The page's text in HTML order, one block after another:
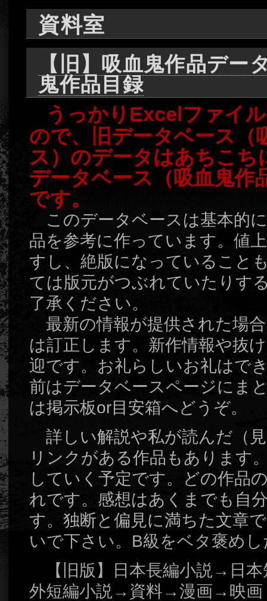
資料室
【旧】吸血鬼作品デー
鬼作品目録
うっかりExcelファイ
ので、旧データベース（
ス）のデータはあちこ
データベース（吸血鬼作
です。
このデータベースは基本的
品を参考に作っています。値
すし、絶版になっていること
ては版元がつぶれていたりす
了承ください。
最新の情報が提供された場
は訂正します。新作情報や抜
迎です。お礼らしいお礼はで
前はデータベースページにま
は掲示板or目安箱へどうぞ。
詳しい解説や私が読んだ（
リンクがある作品もあります
していく予定です。どの作品
れです。感想はあくまでも自
す。独断と偏見に満ちた文章
いで下さい。B級をベタ褒め
【旧版】日本長編小説→日
外短編小説→資料→漫画→映